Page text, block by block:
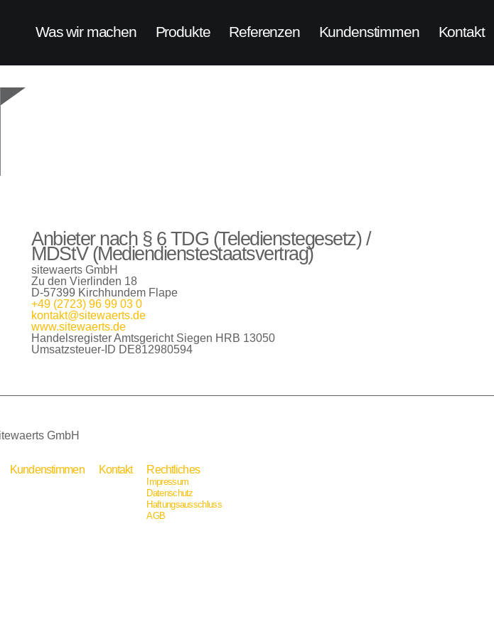
Anbieter nach § 6 TDG (Teledienstegesetz) /
MDStV (Mediendienstestaatsvertrag)
sitewaerts GmbH
Zu den Vierlinden 18
D-57399 Kirchhundem Flape
+49 (2723) 96 99 03 0
kontakt@sitewaerts.de
www.sitewaerts.de
Handelsregister Amtsgericht Siegen HRB 13050
Umsatzsteuer-ID DE812980594
GmbH
Kundenstimmen Kontakt Rechtliches
Impressum
Datenschutz
Haftungsausschluss
AGB
Was wir machen Produkte Referenzen Kundenstimmen Kontakt